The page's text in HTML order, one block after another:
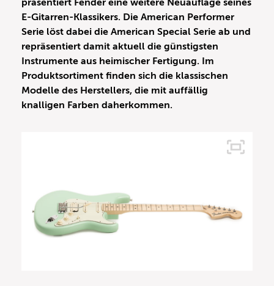
präsentiert Fender eine weitere Neuauflage seines
E-Gitarren-Klassikers. Die American Performer
Serie löst dabei die American Special Serie ab und
repräsentiert damit aktuell die günstigsten
Instrumente aus heimischer Fertigung. Im
Produktsortiment finden sich die klassischen
Modelle des Herstellers, die mit auffällig
knalligen Farben daherkommen.